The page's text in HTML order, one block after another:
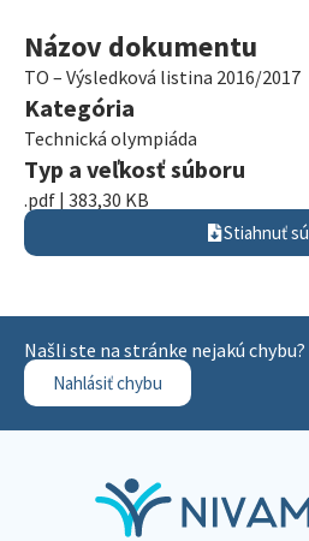
Názov dokumentu
TO – Výsledková listina 2016/2017
Kategória
Technická olympiáda
Typ a veľkosť súboru
.pdf | 383,30 KB
Stiahnuť
Našli ste na stránke nejakú
Nahlásiť chybu